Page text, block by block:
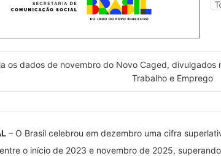
os dados de novembro do Novo Caged, divulgados
Trabalho e Emprego
– O Brasil celebrou em dezembro uma cifra
o início de 2023 e novembro de 2025,